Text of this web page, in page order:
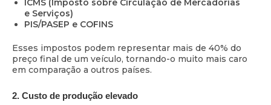
ICMS (Imposto sobre Circulação de Mercadorias
e Serviços)
PIS/PASEP e COFINS
Esses impostos podem representar mais de 40% do
preço final de um veículo, tornando-o muito mais caro
em comparação a outros países.
2. Custo de produção elevado